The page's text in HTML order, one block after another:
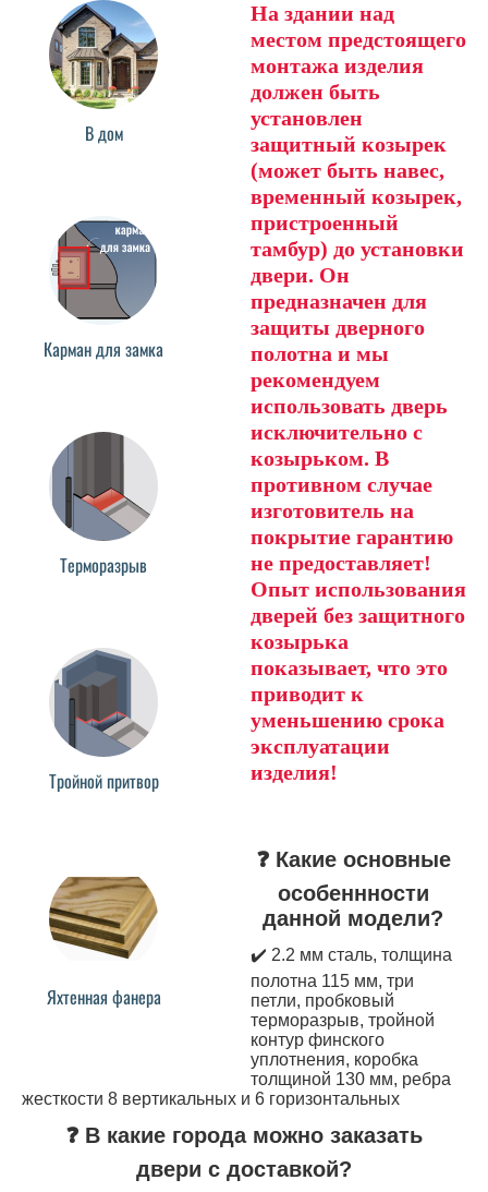
В дом
Карман для замка
Терморазрыв
Тройной притвор
Яхтенная фанера
На здании над
местом предстоящего
монтажа изделия
должен быть
установлен
защитный козырек
(может быть навес,
временный козырек,
пристроенный
тамбур) до установки
двери. Он
предназначен для
защиты дверного
полотна и мы
рекомендуем
использовать дверь
исключительно с
козырьком. В
противном случае
изготовитель на
покрытие гарантию
не предоставляет!
Опыт использования
дверей без защитного
козырька
показывает, что это
приводит к
уменьшению срока
эксплуатации
изделия!
❓ Какие основные
особеннности
данной модели?
✔️ 2.2 мм сталь, толщина
полотна 115 мм, три
петли, пробковый
терморазрыв, тройной
контур финского
уплотнения, коробка
толщиной 130 мм, ребра
жесткости 8 вертикальных и 6 горизонтальных
❓ В какие города можно заказать
двери с доставкой?